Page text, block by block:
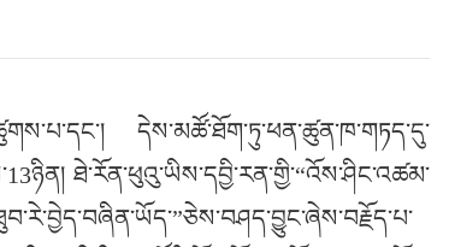
དེས་མཚོ་ཐོག་ཏུ་ཕན་ཚུན་ཁ་གཏད་དུ་
ཐེ་རོན་ཕུའུ་ཡིས་དབྱི་རན་གྱི་“འོས་ཤིང་འཚམ་